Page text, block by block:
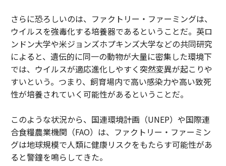
さらに恐ろしいのは、ファクトリー・ファーミングは、
ウイルスを強毒化する培養器であるということだ。英ロ
ンドン大学や米ジョンズホプキンズ大学などの共同研究
によると、遺伝的に同一の動物が大量に密集した環境下
では、ウイルスが適応進化しやすく突然変異が起こりや
すいという。つまり、飼育場内で高い感染力や高い致死
性が培養されていく可能性があるということだ。
このような状況から、国連環境計画（UNEP）や国際連
合食糧農業機関（FAO）は、ファクトリー・ファーミン
グは地球規模で人類に健康リスクをもたらす可能性があ
ると警鐘を鳴らしてきた。